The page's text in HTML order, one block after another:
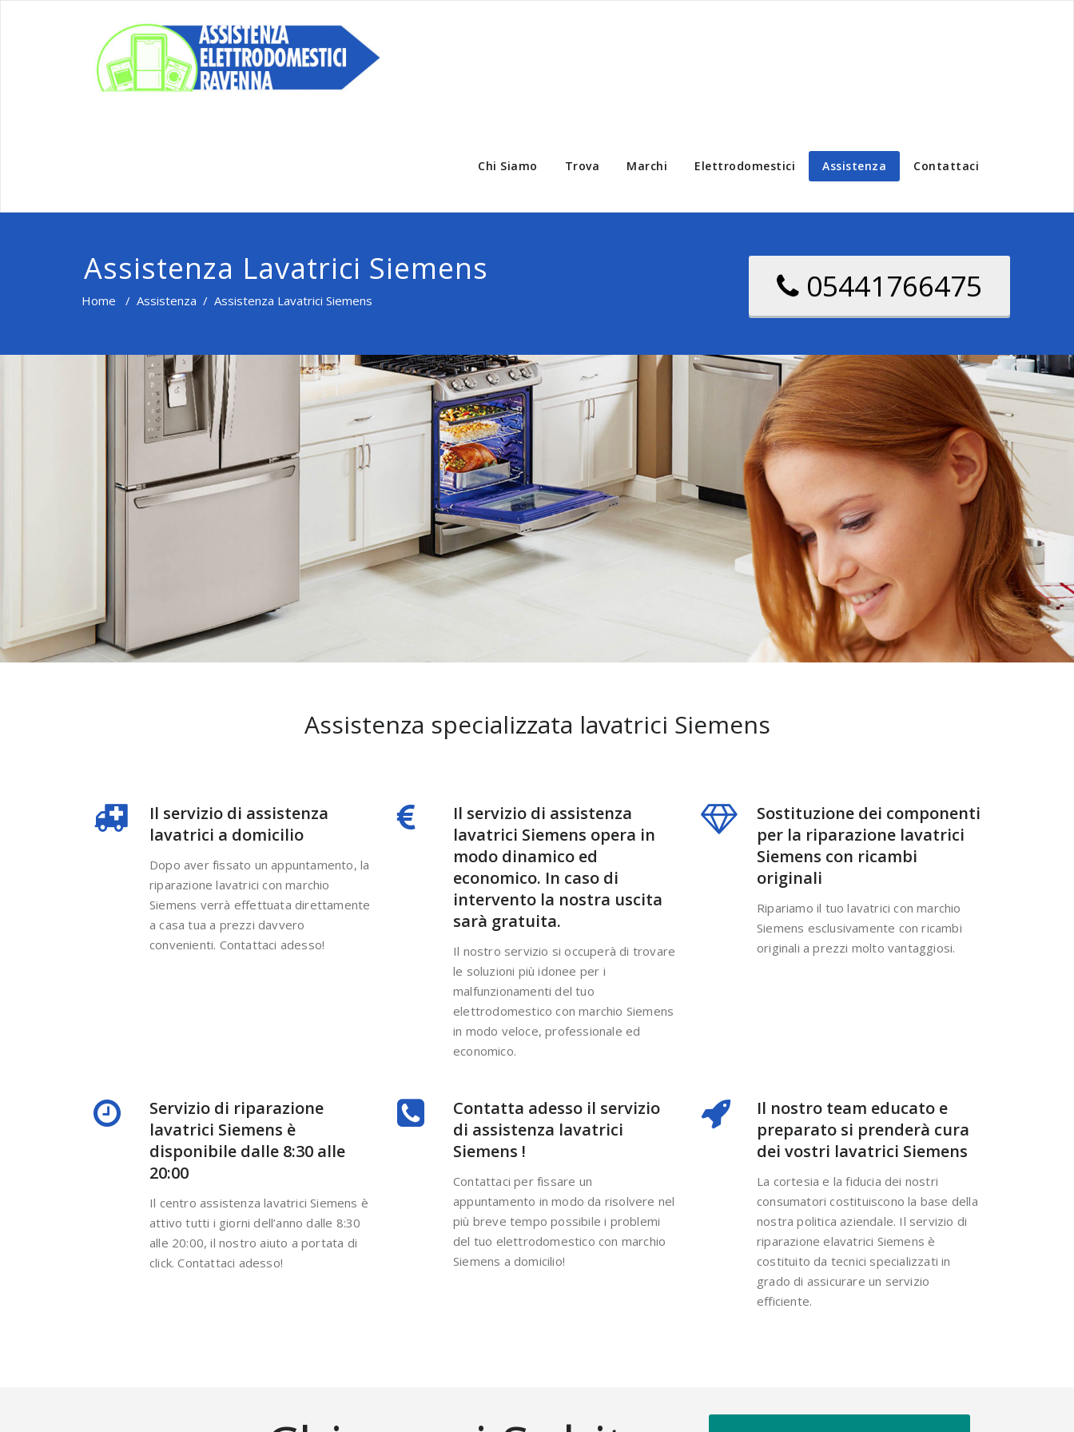
Chi Siamo Trova Marchi Elettrodomestici Assistenza Contattaci
Assistenza Lavatrici Siemens
Home / Assistenza / Assistenza Lavatrici Siemens 05441766475
Assistenza specializzata lavatrici Siemens
Il servizio di assistenza
lavatrici a domicilio
Dopo aver fissato un appuntamento, la
riparazione lavatrici con marchio
Siemens verrà effettuata direttamente
a casa tua a prezzi davvero
convenienti. Contattaci adesso!
Il servizio di assistenza
lavatrici Siemens opera in
modo dinamico ed
economico. In caso di
intervento la nostra uscita
sarà gratuita.
Il nostro servizio si occuperà di trovare
le soluzioni più idonee per i
malfunzionamenti del tuo
elettrodomestico con marchio Siemens
in modo veloce, professionale ed
economico.
Sostituzione dei componenti
per la riparazione lavatrici
Siemens con ricambi
originali
Ripariamo il tuo lavatrici con marchio
Siemens esclusivamente con ricambi
originali a prezzi molto vantaggiosi.
Servizio di riparazione
lavatrici Siemens è
disponibile dalle 8:30 alle
20:00
Il centro assistenza lavatrici Siemens è
attivo tutti i giorni dell’anno dalle 8:30
alle 20:00, il nostro aiuto a portata di
click. Contattaci adesso!
Contatta adesso il servizio
di assistenza lavatrici
Siemens !
Contattaci per fissare un
appuntamento in modo da risolvere nel
più breve tempo possibile i problemi
del tuo elettrodomestico con marchio
Siemens a domicilio!
Il nostro team educato e
preparato si prenderà cura
dei vostri lavatrici Siemens
La cortesia e la fiducia dei nostri
consumatori costituiscono la base della
nostra politica aziendale. Il servizio di
riparazione elavatrici Siemens è
costituito da tecnici specializzati in
grado di assicurare un servizio
efficiente.